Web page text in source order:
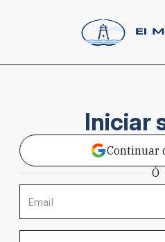
Iniciar
Continuar
Ó
Email